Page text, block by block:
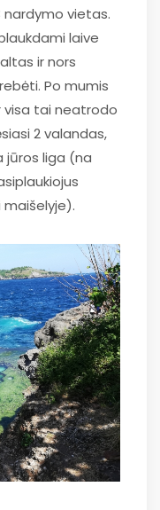
nardymo vietas.
laive
ir nors
Po mumis
visa tai neatrodo
2 valandas,
jūros liga (na